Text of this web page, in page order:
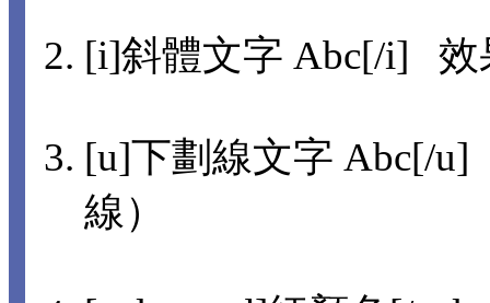
[i]斜體文字 Abc[/i] 效
[u]下劃線文字 Abc[/
線）